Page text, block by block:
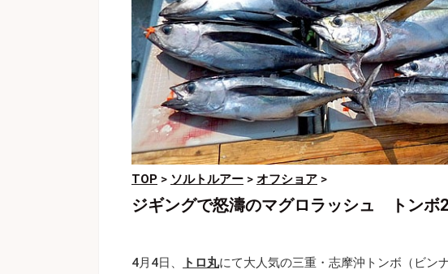
TOP > ソルトルアー > オフショア >
ジギングで怒濤のマグロラッシュ トンボ
4月4日、 トロ丸にて大人気の三重・志摩沖トンボ（ビン